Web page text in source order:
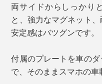
両サイドからしっかり
と、強力なマグネット
安定感はバツグンです。
付属のプレートを車の
で、そのままスマホの車